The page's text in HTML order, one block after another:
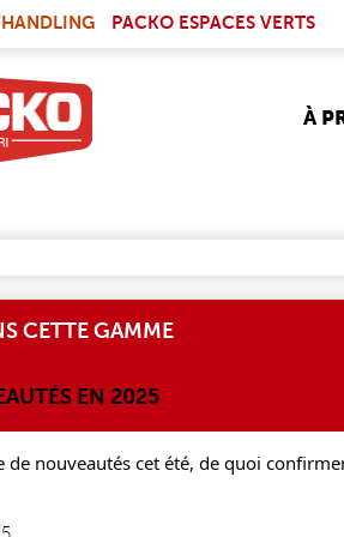
PACKO ESPACES VERTS
À
CETTE GAMME
EN 2025
de nouveautés cet été, de quoi